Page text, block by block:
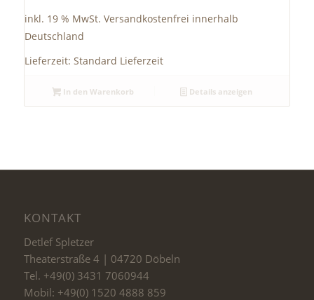
inkl. 19 % MwSt. Versandkostenfrei innerhalb
Deutschland
Lieferzeit: Standard Lieferzeit
In den Warenkorb Details anzeigen
KONTAKT
Detlef Spletzer
Theaterstraße 4 | 04720 Döbeln
Tel. +49(0) 3431 7060944
Mobil: +49(0) 1520 4888 859